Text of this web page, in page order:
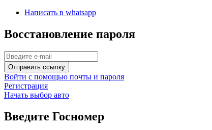
Написать в whatsapp
Восстановление пароля
Отправить ссылку
Войти с помощью почты и пароля
Регистрация
Начать выбор авто
Введите Госномер